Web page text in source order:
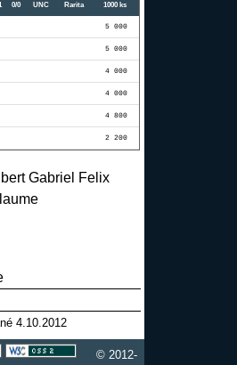
0/0 UNC Rarita 1000 ks
5 000
5 000
4 000
4 000
4 800
2 200
Gabriel Felix
4.10.2012
© 2012-